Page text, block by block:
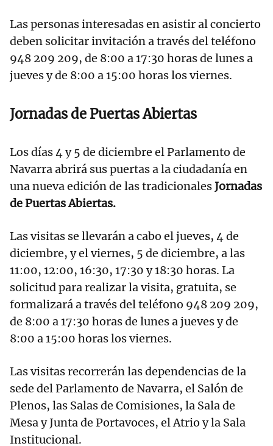
Las personas interesadas en asistir al concierto
deben solicitar invitación a través del teléfono
948 209 209, de 8:00 a 17:30 horas de lunes a
jueves y de 8:00 a 15:00 horas los viernes.
Jornadas de Puertas Abiertas
Los días 4 y 5 de diciembre el Parlamento de
Navarra abrirá sus puertas a la ciudadanía en
una nueva edición de las tradicionalesJornadas
de Puertas Abiertas.
Las visitas se llevarán a cabo el jueves, 4 de
diciembre, y el viernes, 5 de diciembre, a las
11:00, 12:00, 16:30, 17:30 y 18:30 horas. La
solicitud para realizar la visita, gratuita, se
formalizará a través del teléfono 948 209 209,
de 8:00 a 17:30 horas de lunes a jueves y de
8:00 a 15:00 horas los viernes.
Las visitas recorrerán las dependencias de la
sede del Parlamento de Navarra, el Salón de
Plenos, las Salas de Comisiones, la Sala de
Mesa y Junta de Portavoces, el Atrio y la Sala
Institucional.